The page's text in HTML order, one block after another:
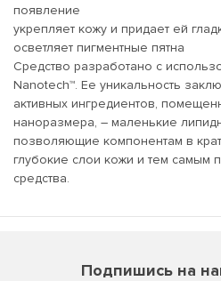
появление
укрепляет кожу и придает ей
осветляет пигментные пятна
Средство разработано с
Nanotech™. Ее уникальность
активных ингредиентов,
наноразмера, – маленькие
позволяющие компонентам в
глубокие слои кожи и тем самым
средства.
Подпишись на